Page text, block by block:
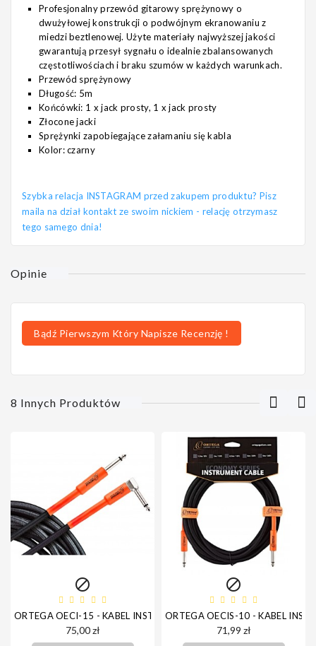
Usługi
Profesjonalny przewód gitarowy sprężynowy o
dwużyłowej konstrukcji o podwójnym ekranowaniu z
miedzi beztlenowej. Użyte materiały najwyższej jakości
gwarantują przesył sygnału o idealnie zbalansowanych
częstotliwościach i braku szumów w każdych warunkach.
Przewód sprężynowy
Długość: 5m
Końcówki: 1 x jack prosty, 1 x jack prosty
Złocone jacki
Sprężynki zapobiegające załamaniu się kabla
Kolor: czarny
Szybka relacja INSTAGRAM przed zakupem produktu? Pisz
maila na dział kontakt ze swoim nickiem - relację otrzymasz
tego samego dnia!
Opinie
Bądź Pierwszym Który Napisze Recenzję !
8 Innych Produktów

ORTEGA OECI-15 - KABEL INSTRUMENTALNY JACK-JACK
75,00 zł

ORTEGA OECIS-10 - KABEL
71,99 zł